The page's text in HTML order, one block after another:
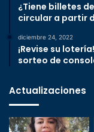
¿Tiene billetes
circular a partir
diciembre 24, 2022
¡Revise su
sorteo de
Actualizaciones